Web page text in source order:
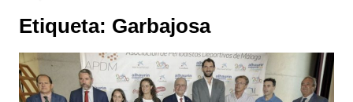
Etiqueta: Garbajosa